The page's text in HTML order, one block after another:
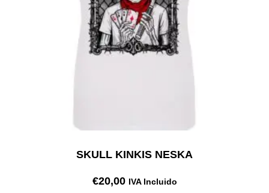
SKULL KINKIS NESKA
€20,00 IVA Incluido